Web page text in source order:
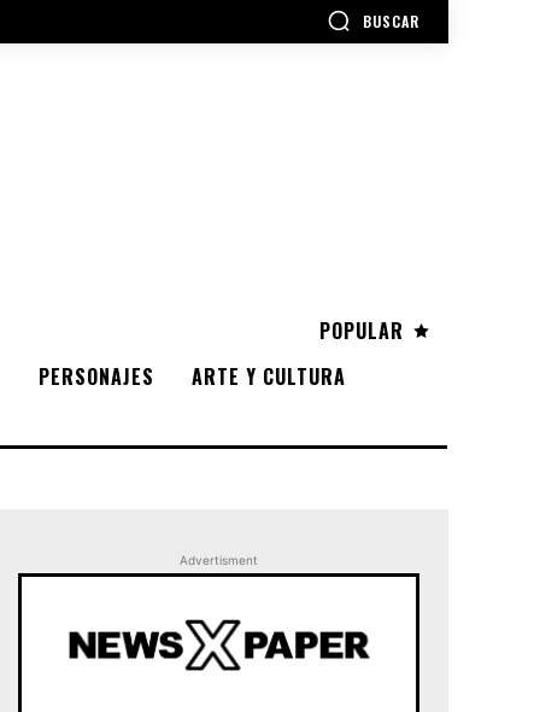
BUSCAR
POPULAR
PERSONAJES
ARTE Y CULTURA
Advertisment